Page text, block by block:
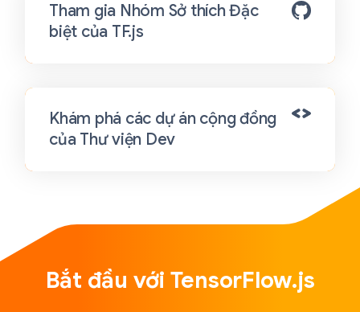
Tham gia Nhóm Sở thích Đặc
biệt của TF.js
Khám phá các dự án cộng đồng
của Thư viện Dev
Bắt đầu với TensorFlow.js